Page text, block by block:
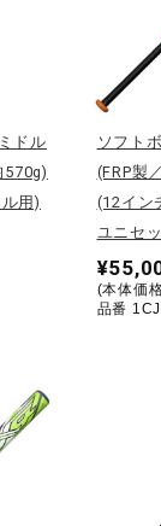
ポーツ
グシューズ
イルグッズ
ノスリープ
ドル
570g)
用)
ソフト
(FRP製
(12イン
ユニセ
(本体価
品番